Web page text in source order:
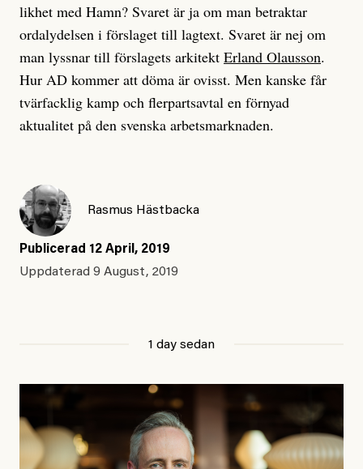
likhet med Hamn? Svaret är ja om man betraktar
ordalydelsen i förslaget till lagtext. Svaret är nej om
man lyssnar till förslagets arkitekt Erland Olausson.
Hur AD kommer att döma är ovisst. Men kanske får
tvärfacklig kamp och flerpartsavtal en förnyad
aktualitet på den svenska arbetsmarknaden.
Rasmus Hästbacka
Publicerad 12 April, 2019
Uppdaterad 9 August, 2019
1 day sedan